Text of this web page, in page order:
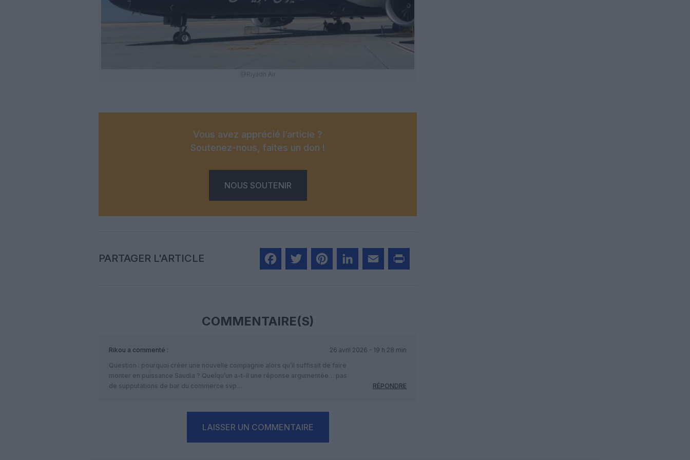
@Riyadh Air
Vous avez apprécié l’article ?
Soutenez-nous, faites un don !
NOUS SOUTENIR
PARTAGER L'ARTICLE
COMMENTAIRE(S)
Rikou a commenté :
26 avril 2026 - 19 h 28 min
Question : pourquoi créer une nouvelle compagnie alors qu’il suffisait de faire
monter en puissance Saudia ? Quelqu’un a-t-il une réponse argumentée… pas
de supputations de bar du commerce svp…
RÉPONDRE
LAISSER UN COMMENTAIRE